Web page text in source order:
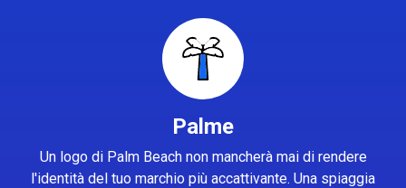
Palme
Un logo di Palm Beach non mancherà mai di rendere
l'identità del tuo marchio più accattivante. Una spiaggia